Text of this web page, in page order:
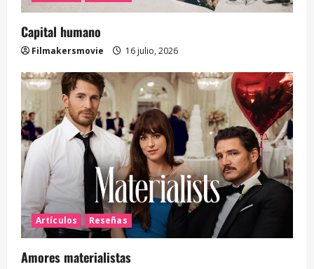
Capital humano
Filmakersmovie 16 julio, 2026
Artículos Reseñas
Amores materialistas